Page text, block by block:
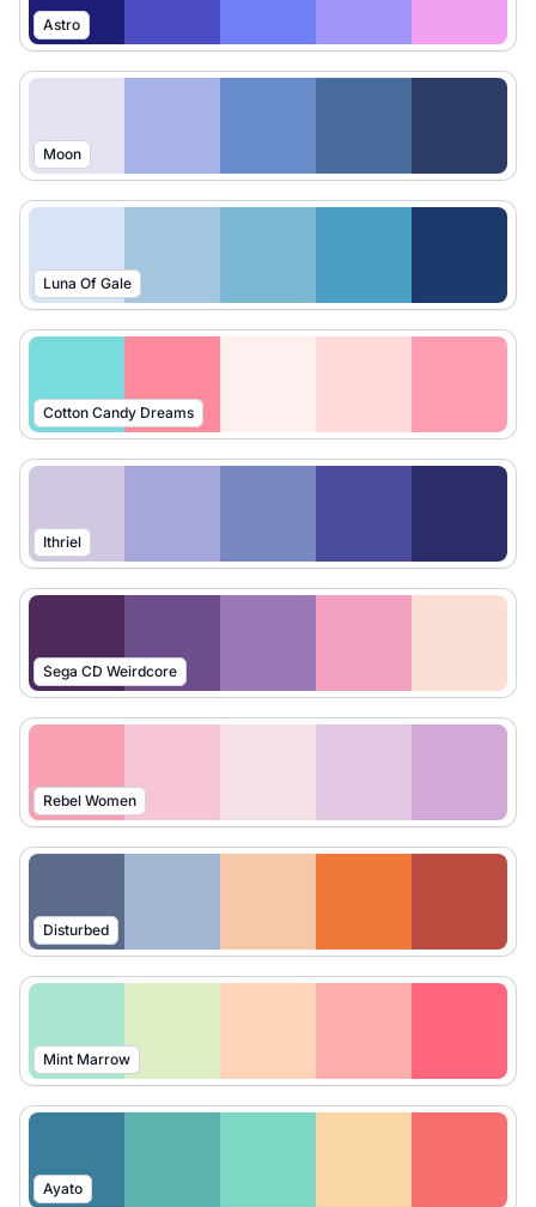
Astro
Moon
Luna Of Gale
Cotton Candy Dreams
Ithriel
Sega CD Weirdcore
Rebel Women
Disturbed
Mint Marrow
Ayato